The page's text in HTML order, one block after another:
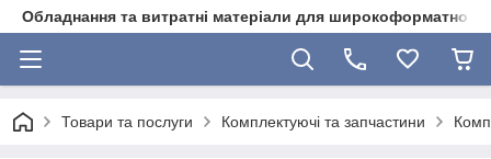
Обладнання та витратні матеріали для широкоформатного
Товари та послуги Комплектуючі та запчастини